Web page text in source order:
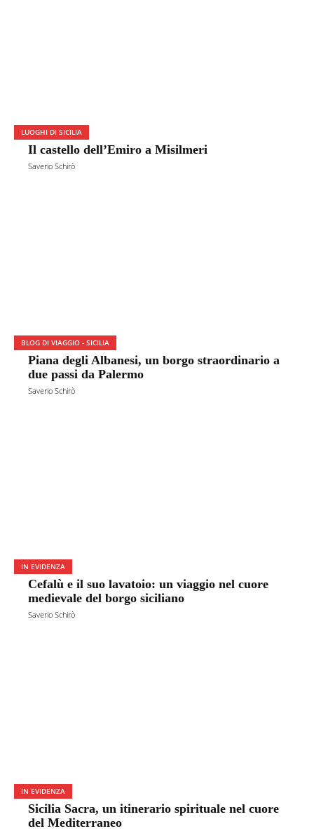
LUOGHI DI SICILIA
Il castello dell’Emiro a Misilmeri
Saverio Schirò
BLOG DI VIAGGIO - SICILIA
Piana degli Albanesi, un borgo straordinario a
due passi da Palermo
Saverio Schirò
IN EVIDENZA
Cefalù e il suo lavatoio: un viaggio nel cuore
medievale del borgo siciliano
Saverio Schirò
IN EVIDENZA
Sicilia Sacra, un itinerario spirituale nel cuore
del Mediterraneo